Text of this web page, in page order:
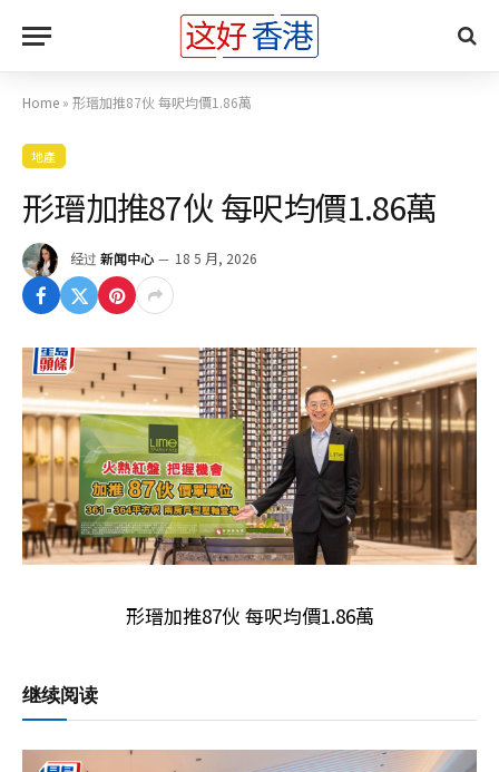
Home » 形瑨加推87伙 每呎均價1.86萬
地產
形瑨加推87伙 每呎均價1.86萬
经过 新闻中心 18 5 月, 2026
形瑨加推87伙 每呎均價1.86萬
继续阅读